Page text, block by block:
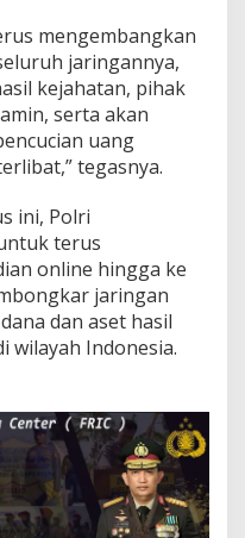
mengembangkan
jaringannya,
kejahatan, pihak
serta akan
uang
tegasnya.
ini, Polri
terus
online hingga ke
jaringan
dan aset hasil
wilayah Indonesia.